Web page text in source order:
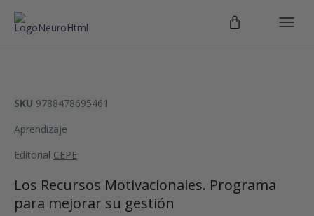
SKU 9788478695461
Aprendizaje
Editorial CEPE
Los Recursos Motivacionales. Programa
para mejorar su gestión